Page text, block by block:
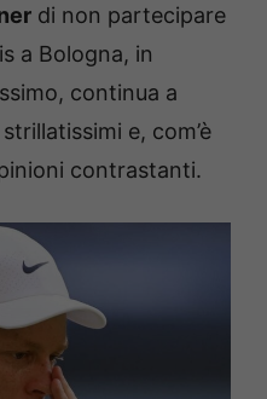
di non partecipare
a Bologna, in
continua a
e, com’è
contrastanti.